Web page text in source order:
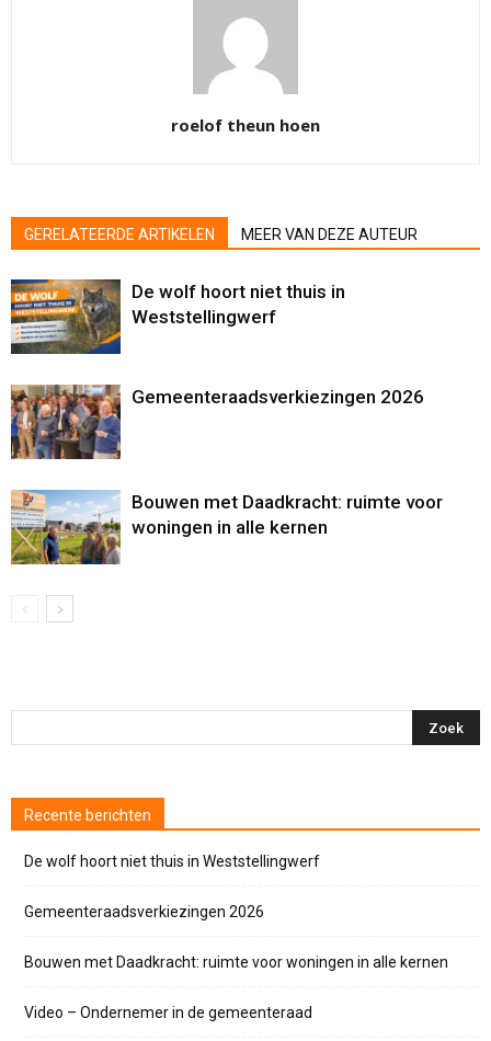
roelof theun hoen
GERELATEERDE ARTIKELEN MEER VAN DEZE AUTEUR
De wolf hoort niet thuis in
Weststellingwerf
Gemeenteraadsverkiezingen 2026
Bouwen met Daadkracht: ruimte voor
woningen in alle kernen
Recente berichten
De wolf hoort niet thuis in Weststellingwerf
Gemeenteraadsverkiezingen 2026
Bouwen met Daadkracht: ruimte voor woningen in alle kernen
Video – Ondernemer in de gemeenteraad